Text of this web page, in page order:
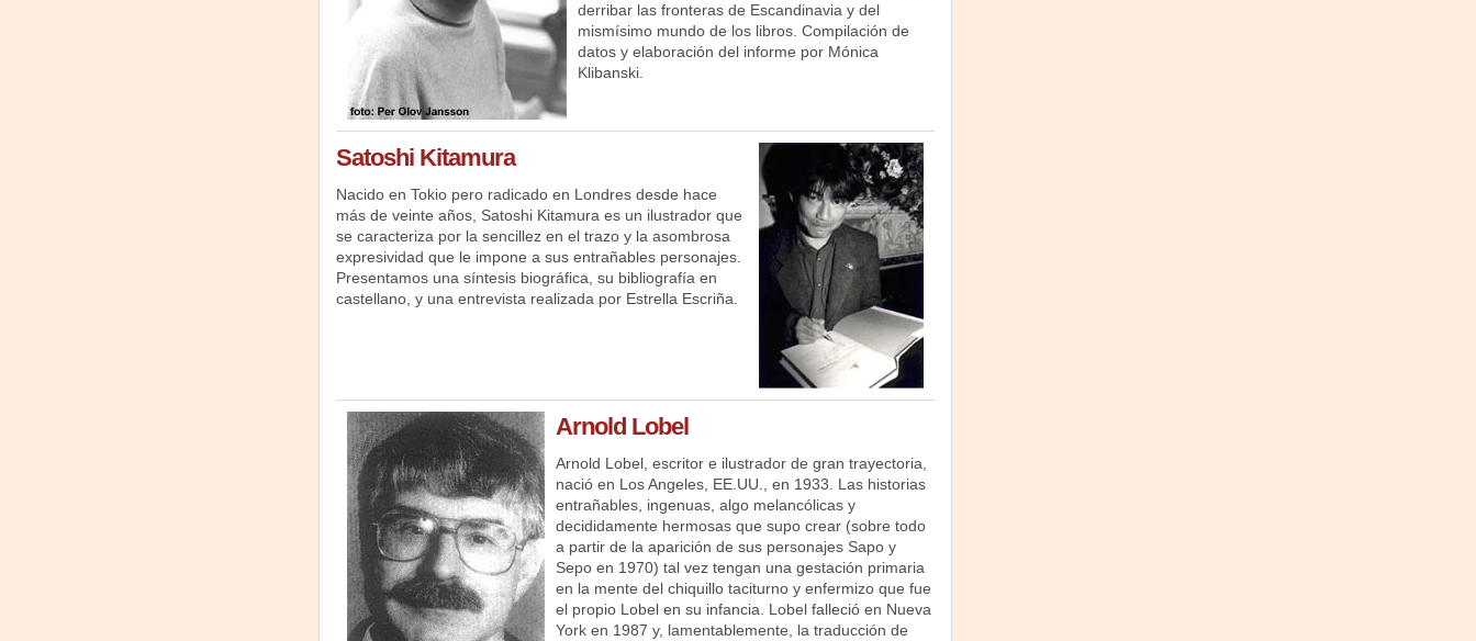
derribar las fronteras de Escandinavia y del
mismísimo mundo de los libros. Compilación de
datos y elaboración del informe por Mónica
Klibanski.
Satoshi Kitamura
Nacido en Tokio pero radicado en Londres desde hace
más de veinte años, Satoshi Kitamura es un ilustrador que
se caracteriza por la sencillez en el trazo y la asombrosa
expresividad que le impone a sus entrañables personajes.
Presentamos una síntesis biográfica, su bibliografía en
castellano, y una entrevista realizada por Estrella Escriña.
Arnold Lobel
Arnold Lobel, escritor e ilustrador de gran trayectoria,
nació en Los Angeles, EE.UU., en 1933. Las historias
entrañables, ingenuas, algo melancólicas y
decididamente hermosas que supo crear (sobre todo
a partir de la aparición de sus personajes Sapo y
Sepo en 1970) tal vez tengan una gestación primaria
en la mente del chiquillo taciturno y enfermizo que fue
el propio Lobel en su infancia. Lobel falleció en Nueva
York en 1987 y, lamentablemente, la traducción de